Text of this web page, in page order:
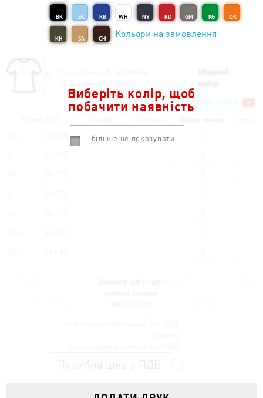
BK SK RB WH NY RD GM KG OR
KH SA CH Кольори на замовлення
Виберіть колір, щоб
побачити наявність
- більше не показувати
Обраний
Як підібрати розмір